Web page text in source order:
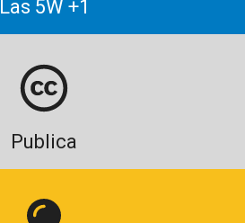
Las 5W +1
Publica